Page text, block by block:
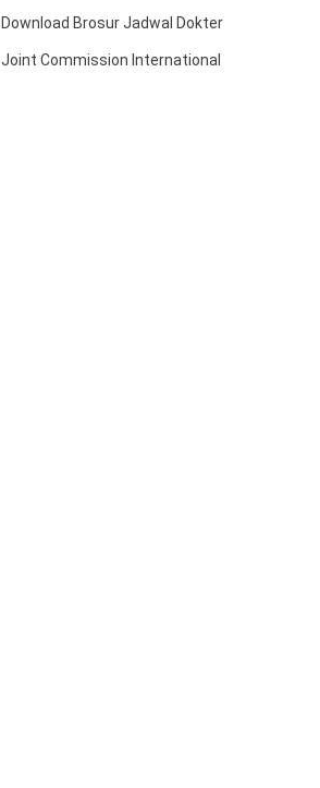
Download Brosur Jadwal Dokter
Joint Commission International